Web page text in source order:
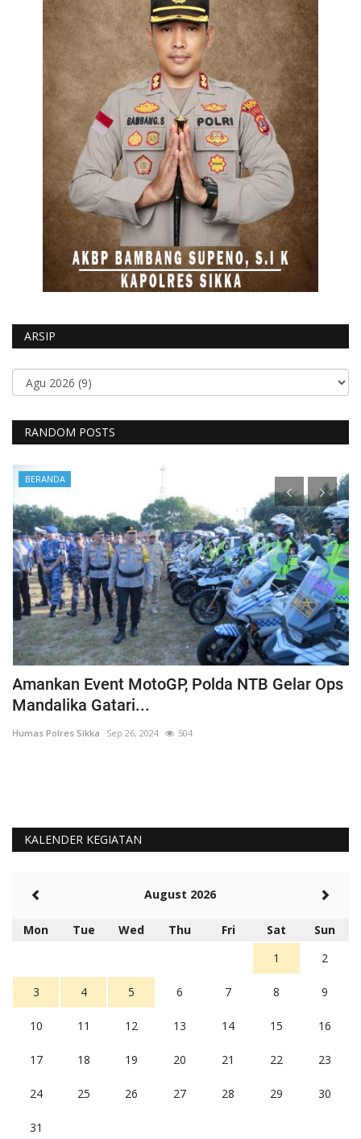
ARSIP
RANDOM POSTS
BERANDA
Amankan Event MotoGP, Polda NTB Gelar Ops
Mandalika Gatari...
Humas Polres Sikka Sep 26, 2024 504
KALENDER KEGIATAN
August 2026
Mon Tue Wed Thu Fri Sat
Sun
1
2
3 4 5 6 7 8 9
10 11 12 13 14 15 16
17 18 19 20 21 22 23
24 25 26 27 28 29 30
31